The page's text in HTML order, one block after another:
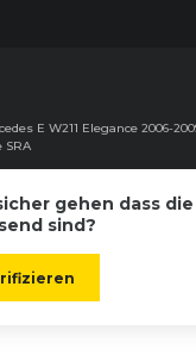
E W211 Elegance 2006-
SRA
gehen dass
sind?